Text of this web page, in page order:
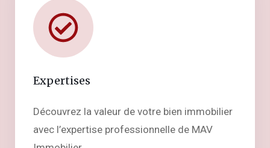
Expertises
Découvrez la valeur de votre bien immobilier
avec l’expertise professionnelle de MAV